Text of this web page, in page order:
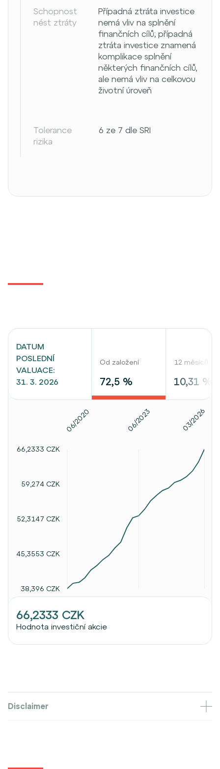
Schopnost
nést ztráty
Případná ztráta investice
nemá vliv na splnění
finančních cílů; případná
ztráta investice znamená
komplikace splnění
některých finančních cílů,
ale nemá vliv na celkovou
životní úroveň
Tolerance
rizika
6 ze 7 dle SRI
DATUM
POSLEDNÍ
VALUACE:
31. 3. 2026
Od založení
72,5 %
12 měsíců
10,31 %
06/2020 06/2023 03/2026
38,396 CZK
45,3553 CZK
52,3147 CZK
59,274 CZK
66,2333 CZK
66,2333 CZK
Hodnota investiční akcie
Disclaimer